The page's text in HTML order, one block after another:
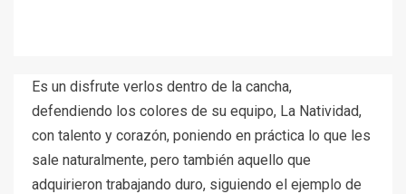
Es un disfrute verlos dentro de la cancha,
defendiendo los colores de su equipo, La Natividad,
con talento y corazón, poniendo en práctica lo que les
sale naturalmente, pero también aquello que
adquirieron trabajando duro, siguiendo el ejemplo de